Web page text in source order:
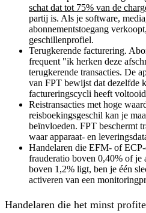
schat dat tot 75% van de
partij is. Als je software,
abonnementstoegang
geschillenprofiel.
Terugkerende facturering.
frequent "ik herken deze
terugkerende transacties. De
van FPT bewijst dat dezelfde
factureringscycli heeft
Reistransacties met hoge
reisboekingsgeschil kan je
beïnvloeden. FPT beschermt
waar apparaat- en
Handelaren die EFM- of ECP-
frauderatio boven 0,40% of je
boven 1,2% ligt, ben je één
activeren van een
Handelaren die het minst